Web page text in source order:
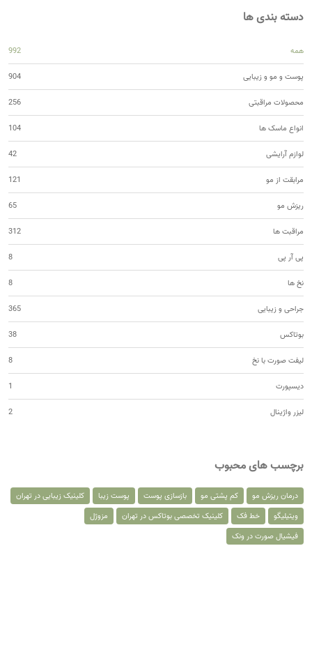
دسته بندی ها
همه 992
پوست و مو و زیبایی 904
محصولات مراقبتی 256
انواع ماسک ها 104
لوازم آرایشی 42
مرابقت از مو 121
ریزش مو 65
مراقبت ها 312
پی آر پی 8
نخ ها 8
جراحی و زیبایی 365
بوتاکس 38
لیفت صورت با نخ 8
دیسپورت 1
لیزر واژینال 2
برچسب های محبوب
درمان ریزش مو کم پشتی مو بازسازی پوست پوست زیبا
کلینیک زیبایی در تهران
ویتیلیگو
خط فک کلینیک تخصصی بوتاکس در تهران
مزوژل
فیشیال صورت در ونک